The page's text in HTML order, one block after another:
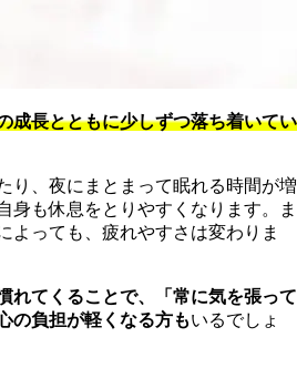
成長とともに少しずつ落ち着いてい
り、夜にまとまって眠れる時間が増
身も休息をとりやすくなります。ま
よっても、疲れやすさは変わりま
れてくることで、「常に気を張って
の負担が軽くなる方もいるでしょ